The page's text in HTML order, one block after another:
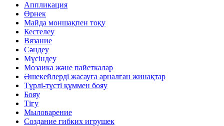
Аппликация
Өрнек
Майда моншақпен тоқу
Кестелеу
Вязание
Сәндеу
Мүсіндеу
Мозаика және пайеткалар
Әшекейлерді жасауға арналған жинақтар
Түрлі-түсті құммен бояу
Бояу
Тігу
Мыловарение
Создание гибких игрушек